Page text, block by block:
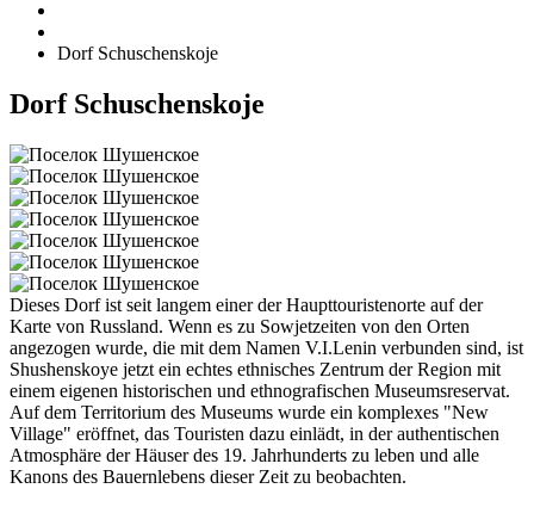
Dorf Schuschenskoje
Dorf Schuschenskoje
Dieses Dorf ist seit langem einer der Haupttouristenorte auf der
Karte von Russland. Wenn es zu Sowjetzeiten von den Orten
angezogen wurde, die mit dem Namen V.I.Lenin verbunden sind, ist
Shushenskoye jetzt ein echtes ethnisches Zentrum der Region mit
einem eigenen historischen und ethnografischen Museumsreservat.
Auf dem Territorium des Museums wurde ein komplexes "New
Village" eröffnet, das Touristen dazu einlädt, in der authentischen
Atmosphäre der Häuser des 19. Jahrhunderts zu leben und alle
Kanons des Bauernlebens dieser Zeit zu beobachten.